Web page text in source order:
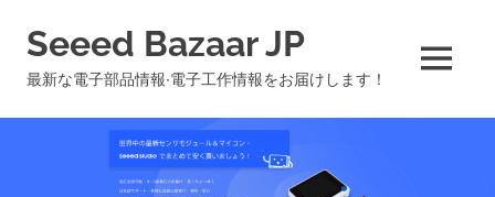
ツ
Seeed Bazaar JP
最新な電子部品情報∙電子工作情報をお届けします！ MENU